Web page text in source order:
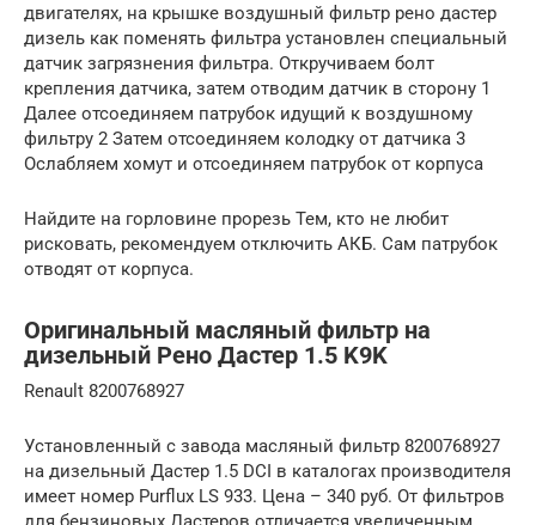
двигателях, на крышке воздушный фильтр рено дастер
дизель как поменять фильтра установлен специальный
датчик загрязнения фильтра. Откручиваем болт
крепления датчика, затем отводим датчик в сторону 1
Далее отсоединяем патрубок идущий к воздушному
фильтру 2 Затем отсоединяем колодку от датчика 3
Ослабляем хомут и отсоединяем патрубок от корпуса
Найдите на горловине прорезь Тем, кто не любит
рисковать, рекомендуем отключить АКБ. Сам патрубок
отводят от корпуса.
Оригинальный масляный фильтр на
дизельный Рено Дастер 1.5 K9K
Renault 8200768927
Установленный с завода масляный фильтр 8200768927
на дизельный Дастер 1.5 DCI в каталогах производителя
имеет номер Purflux LS 933. Цена – 340 руб. От фильтров